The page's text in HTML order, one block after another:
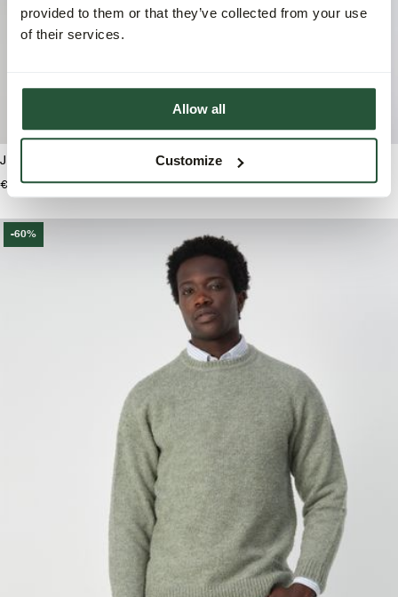
provided to them or that they’ve collected from your use
of their services.
Allow all
Customize
J.C. RAGS Douglas Sweater
€89,99
J.C. RAGS Dries Schipperstrui
€109,99 €54,95
-60%